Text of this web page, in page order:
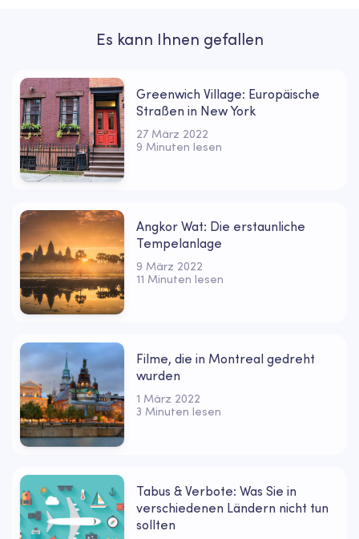
Es kann Ihnen gefallen
Greenwich Village: Europäische
Straßen in New York
27 März 2022
9 Minuten lesen
Angkor Wat: Die erstaunliche
Tempelanlage
9 März 2022
11 Minuten lesen
Filme, die in Montreal gedreht
wurden
1 März 2022
3 Minuten lesen
Tabus & Verbote: Was Sie in
verschiedenen Ländern nicht tun
sollten